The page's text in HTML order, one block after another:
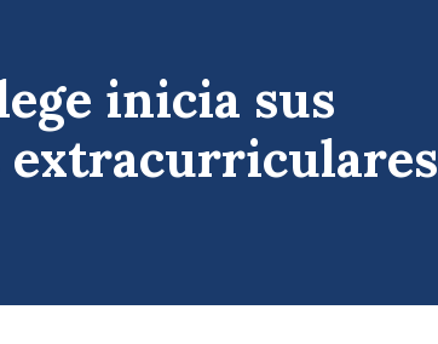
inicia sus
extracurriculares